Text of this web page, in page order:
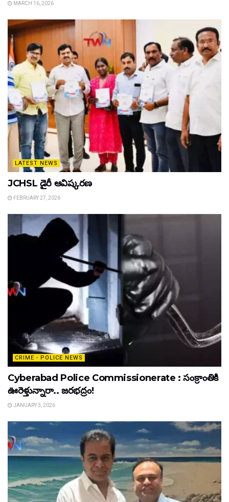
MARCH 16, 2026
LATEST NEWS
JCHSL డైరీ ఆవిష్కరణ
FEBRUARY 27, 2026
CRIME - POLICE NEWS
Cyberabad Police Commissionerate : సంక్రాంతికి
ఊరెళ్తున్నారా.. జరభద్రం!
JANUARY 3, 2026